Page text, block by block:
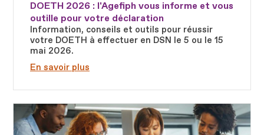
DOETH 2026 : l'Agefiph vous informe et vous
outille pour votre déclaration
Information, conseils et outils pour réussir
votre DOETH à effectuer en DSN le 5 ou le 15
mai 2026.
En savoir plus
Fichier